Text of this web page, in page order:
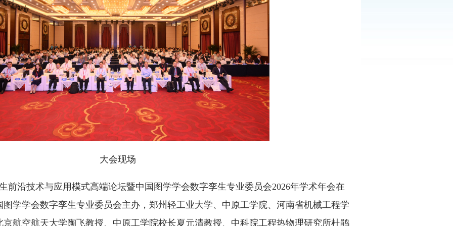
大会现场
前沿技术与应用模式高端论坛暨中国图学学会数字孪生专业委员会2026年学术年会在
学学会数字孪生专业委员会主办，郑州轻工业大学、中原工学院、河南省机械工程学
航空航天大学陶飞教授、中原工学院校长夏元清教授、中科院工程热物理研究所杜鹃